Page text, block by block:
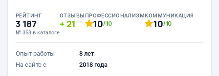
РЕЙТИНГ
3 187
№ 353 в каталоге
ОТЗЫВЫ
21
ПРОФЕССИОНАЛИЗМ
10/10
КОММУНИКАЦИЯ
10/10
Опыт работы
8 лет
На сайте с
2018 года